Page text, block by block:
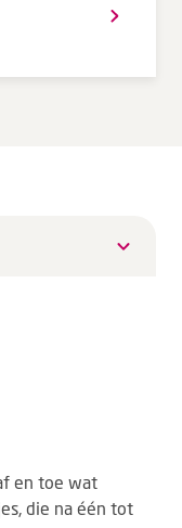
en toe wat
die na één tot